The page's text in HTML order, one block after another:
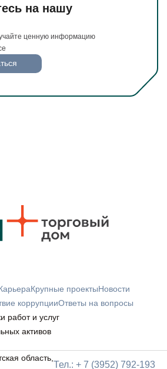
на нашу
ценную информацию
Крупные проектыНовости
коррупцииОтветы на вопросы
работ и услуг
активов
область,
Тел.: + 7 (3952) 792-193